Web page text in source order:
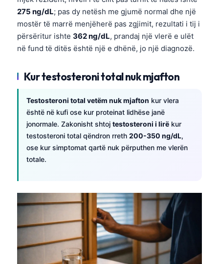
275 ng/dL; pas dy netësh me gjumë normal dhe një
mostër të marrë menjëherë pas zgjimit, rezultati i tij i
përsëritur ishte 362 ng/dL, prandaj një vlerë e ulët
në fund të ditës është një e dhënë, jo një diagnozë.
Kur testosteroni total nuk mjafton
Testosteroni total vetëm nuk mjafton kur vlera
është në kufi ose kur proteinat lidhëse janë
jonormale. Zakonisht shtoj testosteroni i lirë kur
testosteroni total qëndron rreth 200-350 ng/dL,
ose kur simptomat qartë nuk përputhen me vlerën
totale.